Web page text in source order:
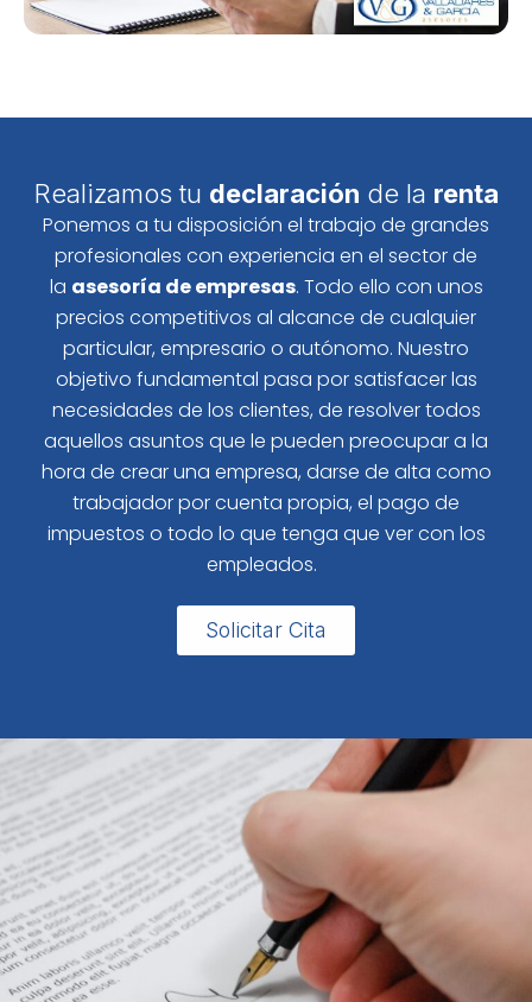
Realizamos tu declaración de la renta
Ponemos a tu disposición el trabajo de grandes
profesionales con experiencia en el sector de
la asesoría de empresas. Todo ello con unos
precios competitivos al alcance de cualquier
particular, empresario o autónomo. Nuestro
objetivo fundamental pasa por satisfacer las
necesidades de los clientes, de resolver todos
aquellos asuntos que le pueden preocupar a la
hora de crear una empresa, darse de alta como
trabajador por cuenta propia, el pago de
impuestos o todo lo que tenga que ver con los
empleados.
Solicitar Cita